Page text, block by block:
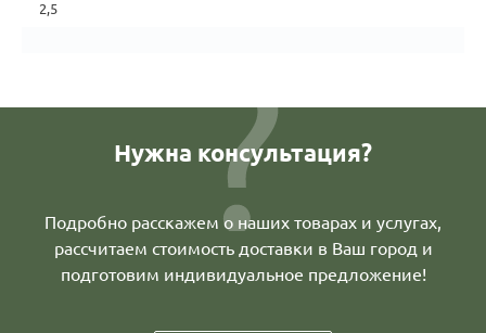
2,5
Нужна консультация?
Подробно расскажем о наших товарах и услугах,
рассчитаем стоимость доставки в Ваш город и
подготовим индивидуальное предложение!